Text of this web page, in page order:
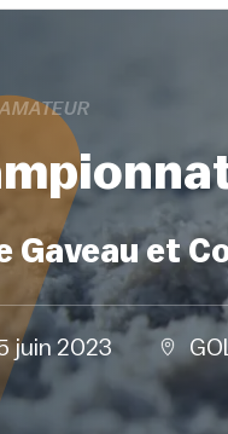
Gaveau et
juin 2023